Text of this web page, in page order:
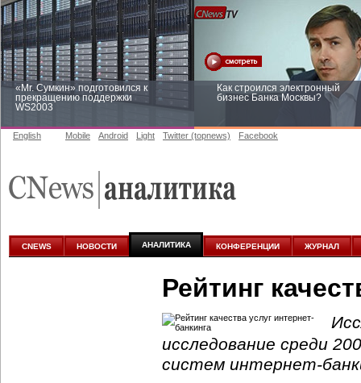
«Mr. Сумкин» подготовился к
прекращению поддержки
WS2003
Как строился электронный
бизнес Банка Москвы?
аналитике
English Mobile Android Light Twitter (topnews) Facebook
CNEWS НОВОСТИ АНАЛИТИКА КОНФЕРЕНЦИИ ЖУРНАЛ
Рейтинг
исследование среди
систем интернет-